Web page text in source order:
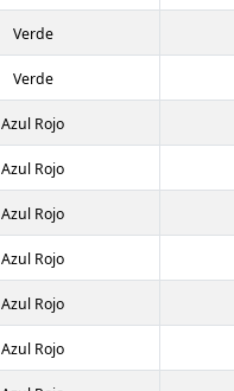
Verde
Verde
Azul Rojo
Azul Rojo
Azul Rojo
Azul Rojo
Azul Rojo
Azul Rojo